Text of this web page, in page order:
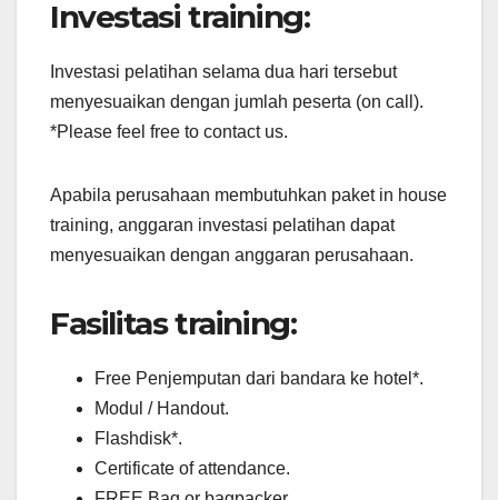
Investasi training:
Investasi pelatihan selama dua hari tersebut
menyesuaikan dengan jumlah peserta (on call).
*Please feel free to contact us.
Apabila perusahaan membutuhkan paket in house
training, anggaran investasi pelatihan dapat
menyesuaikan dengan anggaran perusahaan.
Fasilitas training:
Free Penjemputan dari bandara ke hotel*.
Modul / Handout.
Flashdisk*.
Certificate of attendance.